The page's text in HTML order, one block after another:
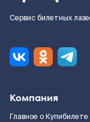
Сервис билетных
Компания
Главное о Купибилете